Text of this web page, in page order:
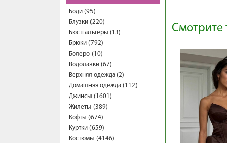
Боди (95)
Блузки (220)
Бюстгальтеры (13)
Брюки (792)
Болеро (10)
Водолазки (67)
Верхняя одежда (2)
Домашняя одежда (112)
Джинсы (1601)
Жилеты (389)
Кофты (674)
Куртки (659)
Костюмы (4146)
Смотрите